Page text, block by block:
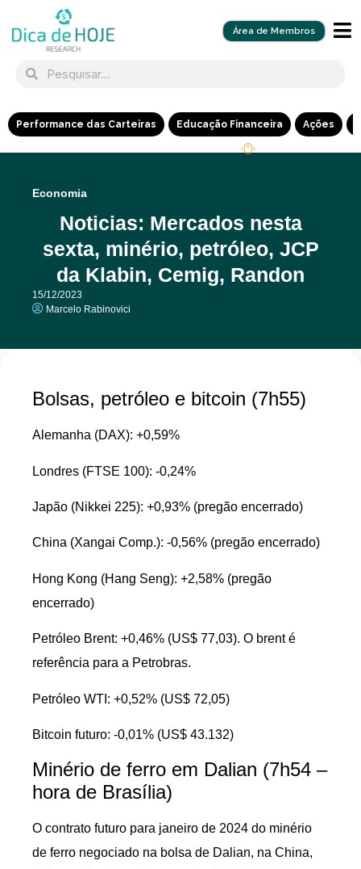
Área de Membros
Performance das Carteiras Educação Financeira Ações
Economia
Noticias: Mercados nesta
sexta, minério, petróleo, JCP
da Klabin, Cemig, Randon
15/12/2023
Marcelo Rabinovici
Bolsas, petróleo e bitcoin (7h55)
Alemanha (DAX): +0,59%
Londres (FTSE 100): -0,24%
Japão (Nikkei 225): +0,93% (pregão encerrado)
China (Xangai Comp.): -0,56% (pregão encerrado)
Hong Kong (Hang Seng): +2,58% (pregão
encerrado)
Petróleo Brent: +0,46% (US$ 77,03). O brent é
referência para a Petrobras.
Petróleo WTI: +0,52% (US$ 72,05)
Bitcoin futuro: -0,01% (US$ 43.132)
Minério de ferro em Dalian (7h54 –
hora de Brasília)
O contrato futuro para janeiro de 2024 do minério
de ferro negociado na bolsa de Dalian, na China,